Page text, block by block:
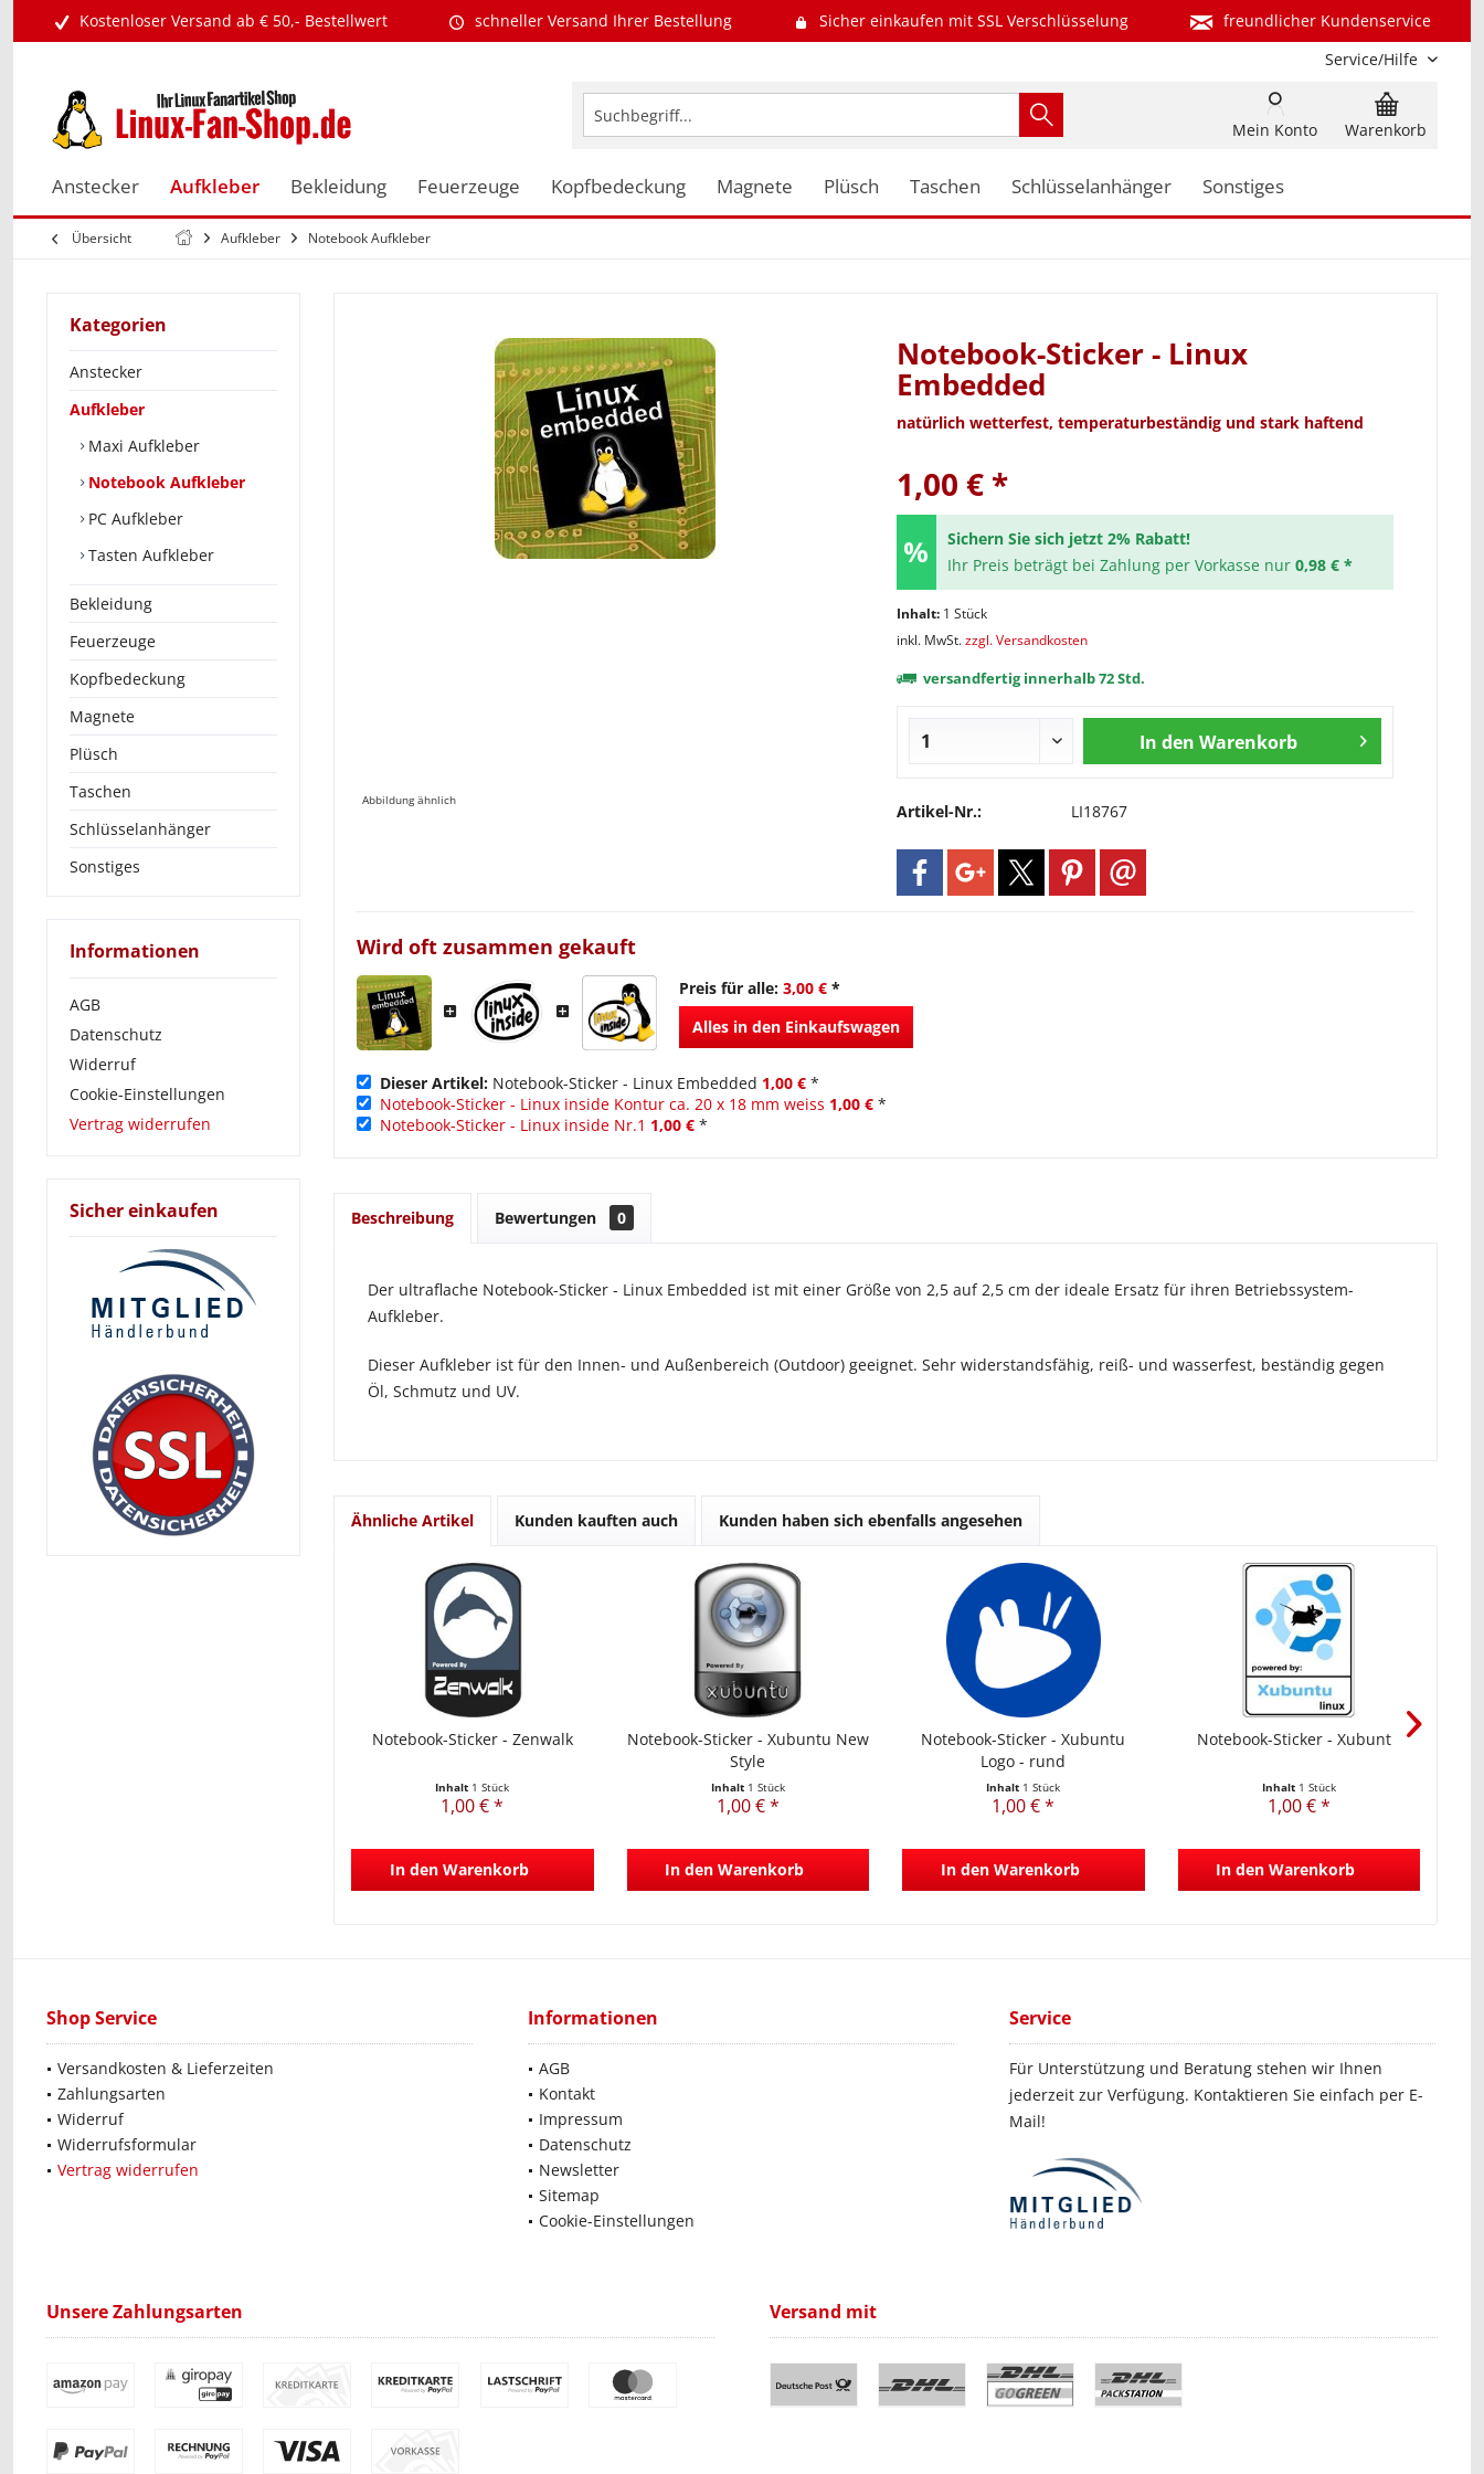
Kostenloser Versand ab € 50,- Bestellwert schneller Versand Ihrer Bestellung Sicher einkaufen mit SSL Verschlüsselung
freundlicher Kundenservice
Service/Hilfe
Warenkorb
Mein Konto
Anstecker Aufkleber Bekleidung Feuerzeuge Kopfbedeckung Magnete Plüsch Taschen Schlüsselanhänger Sonstiges
Übersicht Aufkleber Notebook Aufkleber
Kategorien
Anstecker
Aufkleber
Maxi Aufkleber
Notebook Aufkleber
PC Aufkleber
Tasten Aufkleber
Bekleidung
Feuerzeuge
Kopfbedeckung
Magnete
Plüsch
Taschen
Schlüsselanhänger
Sonstiges
Informationen
AGB
Datenschutz
Widerruf
Cookie-Einstellungen
Vertrag widerrufen
Sicher einkaufen
Abbildung ähnlich
Notebook-Sticker - Linux
Embedded
natürlich wetterfest, temperaturbeständig und stark haftend
1,00 € *
Sichern Sie sich jetzt 2% Rabatt!
Ihr Preis beträgt bei Zahlung per Vorkasse nur 0,98 € *
Inhalt: 1 Stück
inkl. MwSt.zzgl. Versandkosten
versandfertig innerhalb 72 Std.
In den Warenkorb
Artikel-Nr.: LI18767
Wird oft zusammen gekauft
Preis für alle: 3,00 € *
Alles in den Einkaufswagen
Dieser Artikel: Notebook-Sticker - Linux Embedded 1,00 € *
Notebook-Sticker - Linux inside Kontur ca. 20 x 18 mm weiss 1,00 € *
Notebook-Sticker - Linux inside Nr.1 1,00 € *
Beschreibung Bewertungen 0
Der ultraflache Notebook-Sticker - Linux Embedded ist mit einer Größe von 2,5 auf 2,5 cm der ideale Ersatz für ihren Betriebssystem-
Aufkleber.
Dieser Aufkleber ist für den Innen- und Außenbereich (Outdoor) geeignet. Sehr widerstandsfähig, reiß- und wasserfest, beständig gegen
Öl, Schmutz und UV.
Ähnliche Artikel Kunden kauften auch Kunden haben sich ebenfalls angesehen
Notebook-Sticker - Zenwalk
Inhalt 1 Stück
1,00 € *
In den Warenkorb
Notebook-Sticker - Xubuntu New
Style
Inhalt 1 Stück
1,00 € *
In den Warenkorb
Notebook-Sticker - Xubuntu
Logo - rund
Inhalt 1 Stück
1,00 € *
In den Warenkorb
Notebook-Sticker - Xubuntu
Inhalt 1 Stück
1,00 € *
In den Warenkorb
Shop Service
Versandkosten & Lieferzeiten
Zahlungsarten
Widerruf
Widerrufsformular
Vertrag widerrufen
Informationen
AGB
Kontakt
Impressum
Datenschutz
Newsletter
Sitemap
Cookie-Einstellungen
Service
Für Unterstützung und Beratung stehen wir Ihnen
jederzeit zur Verfügung. Kontaktieren Sie einfach per E-
Mail!
Unsere Zahlungsarten Versand mit